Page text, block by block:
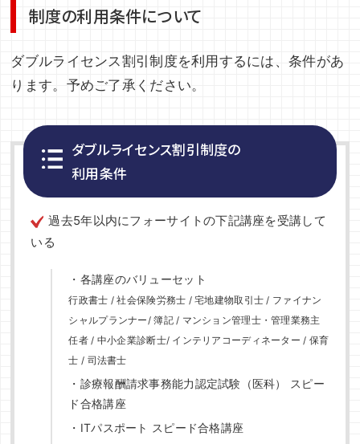
制度の利用条件について
ダブルライセンス割引制度を利用するには、条件があ
ります。予めご了承ください。
ダブルライセンス割引制度の
利用条件
過去5年以内にフォーサイトの下記講座を受講して
いる
・各講座のバリューセット
行政書士 / 社会保険労務士 / 宅地建物取引士 / ファイナン
シャルプランナー/ 簿記 / マンション管理士・管理業務主
任者 / 中小企業診断士/ インテリアコーディネーター / 保育
士 / 司法書士
・診療報酬請求事務能力認定試験（医科） スピー
ド合格講座
・ITパスポート スピード合格講座